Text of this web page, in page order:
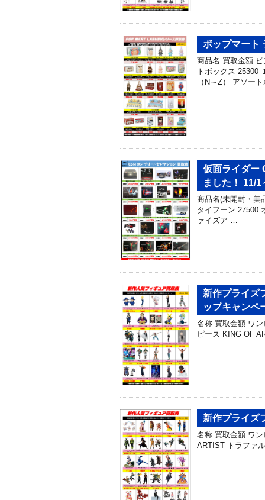
ポップマート
商品名 買取金額
トボックス 25300
（N～Z） アソー
仮面ライダー
ました！ 11/1
商品名(未開封・美
タイフーン 27500
ァイズア …
新作プライズ
ップキャンペ
名称 買取金額 ワ
ピース KING OF
新作プライズ
名称 買取金額 ワ
ARTIST トラファ